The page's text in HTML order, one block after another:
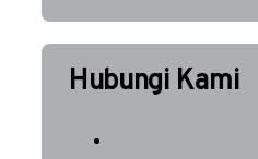
Hubungi Kami